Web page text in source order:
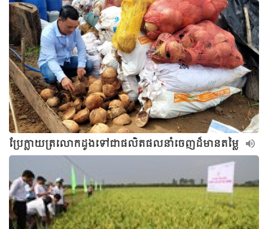
ប្រែក្លាយត្រលោកដូងទៅជាផលិតផលនាំចេញដ៏មានតម្លៃ